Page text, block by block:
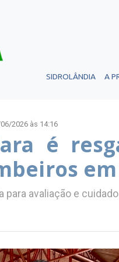
SIDROLÂNDIA A
2026 às 14:16
é
avaliação e